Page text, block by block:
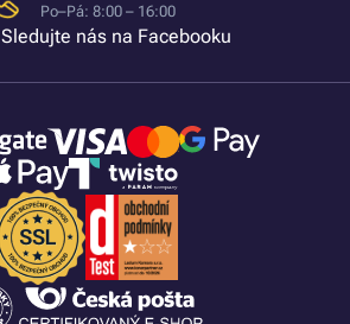
Po–Pá: 8:00 – 16:00
Sledujte nás na Facebooku